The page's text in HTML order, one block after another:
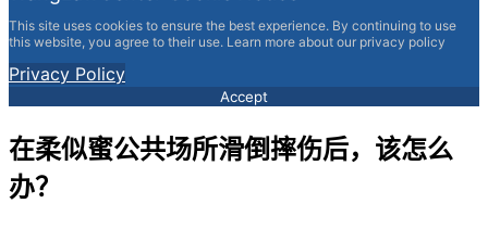
This site uses cookies to ensure the best experience. By continuing to use
this website, you agree to their use. Learn more about our privacy policy
Privacy Policy
Accept
在柔似蜜公共场所滑倒摔伤后，该怎么
办？